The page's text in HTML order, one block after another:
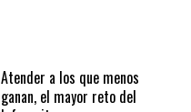
Atender a los que menos
ganan, el mayor reto del